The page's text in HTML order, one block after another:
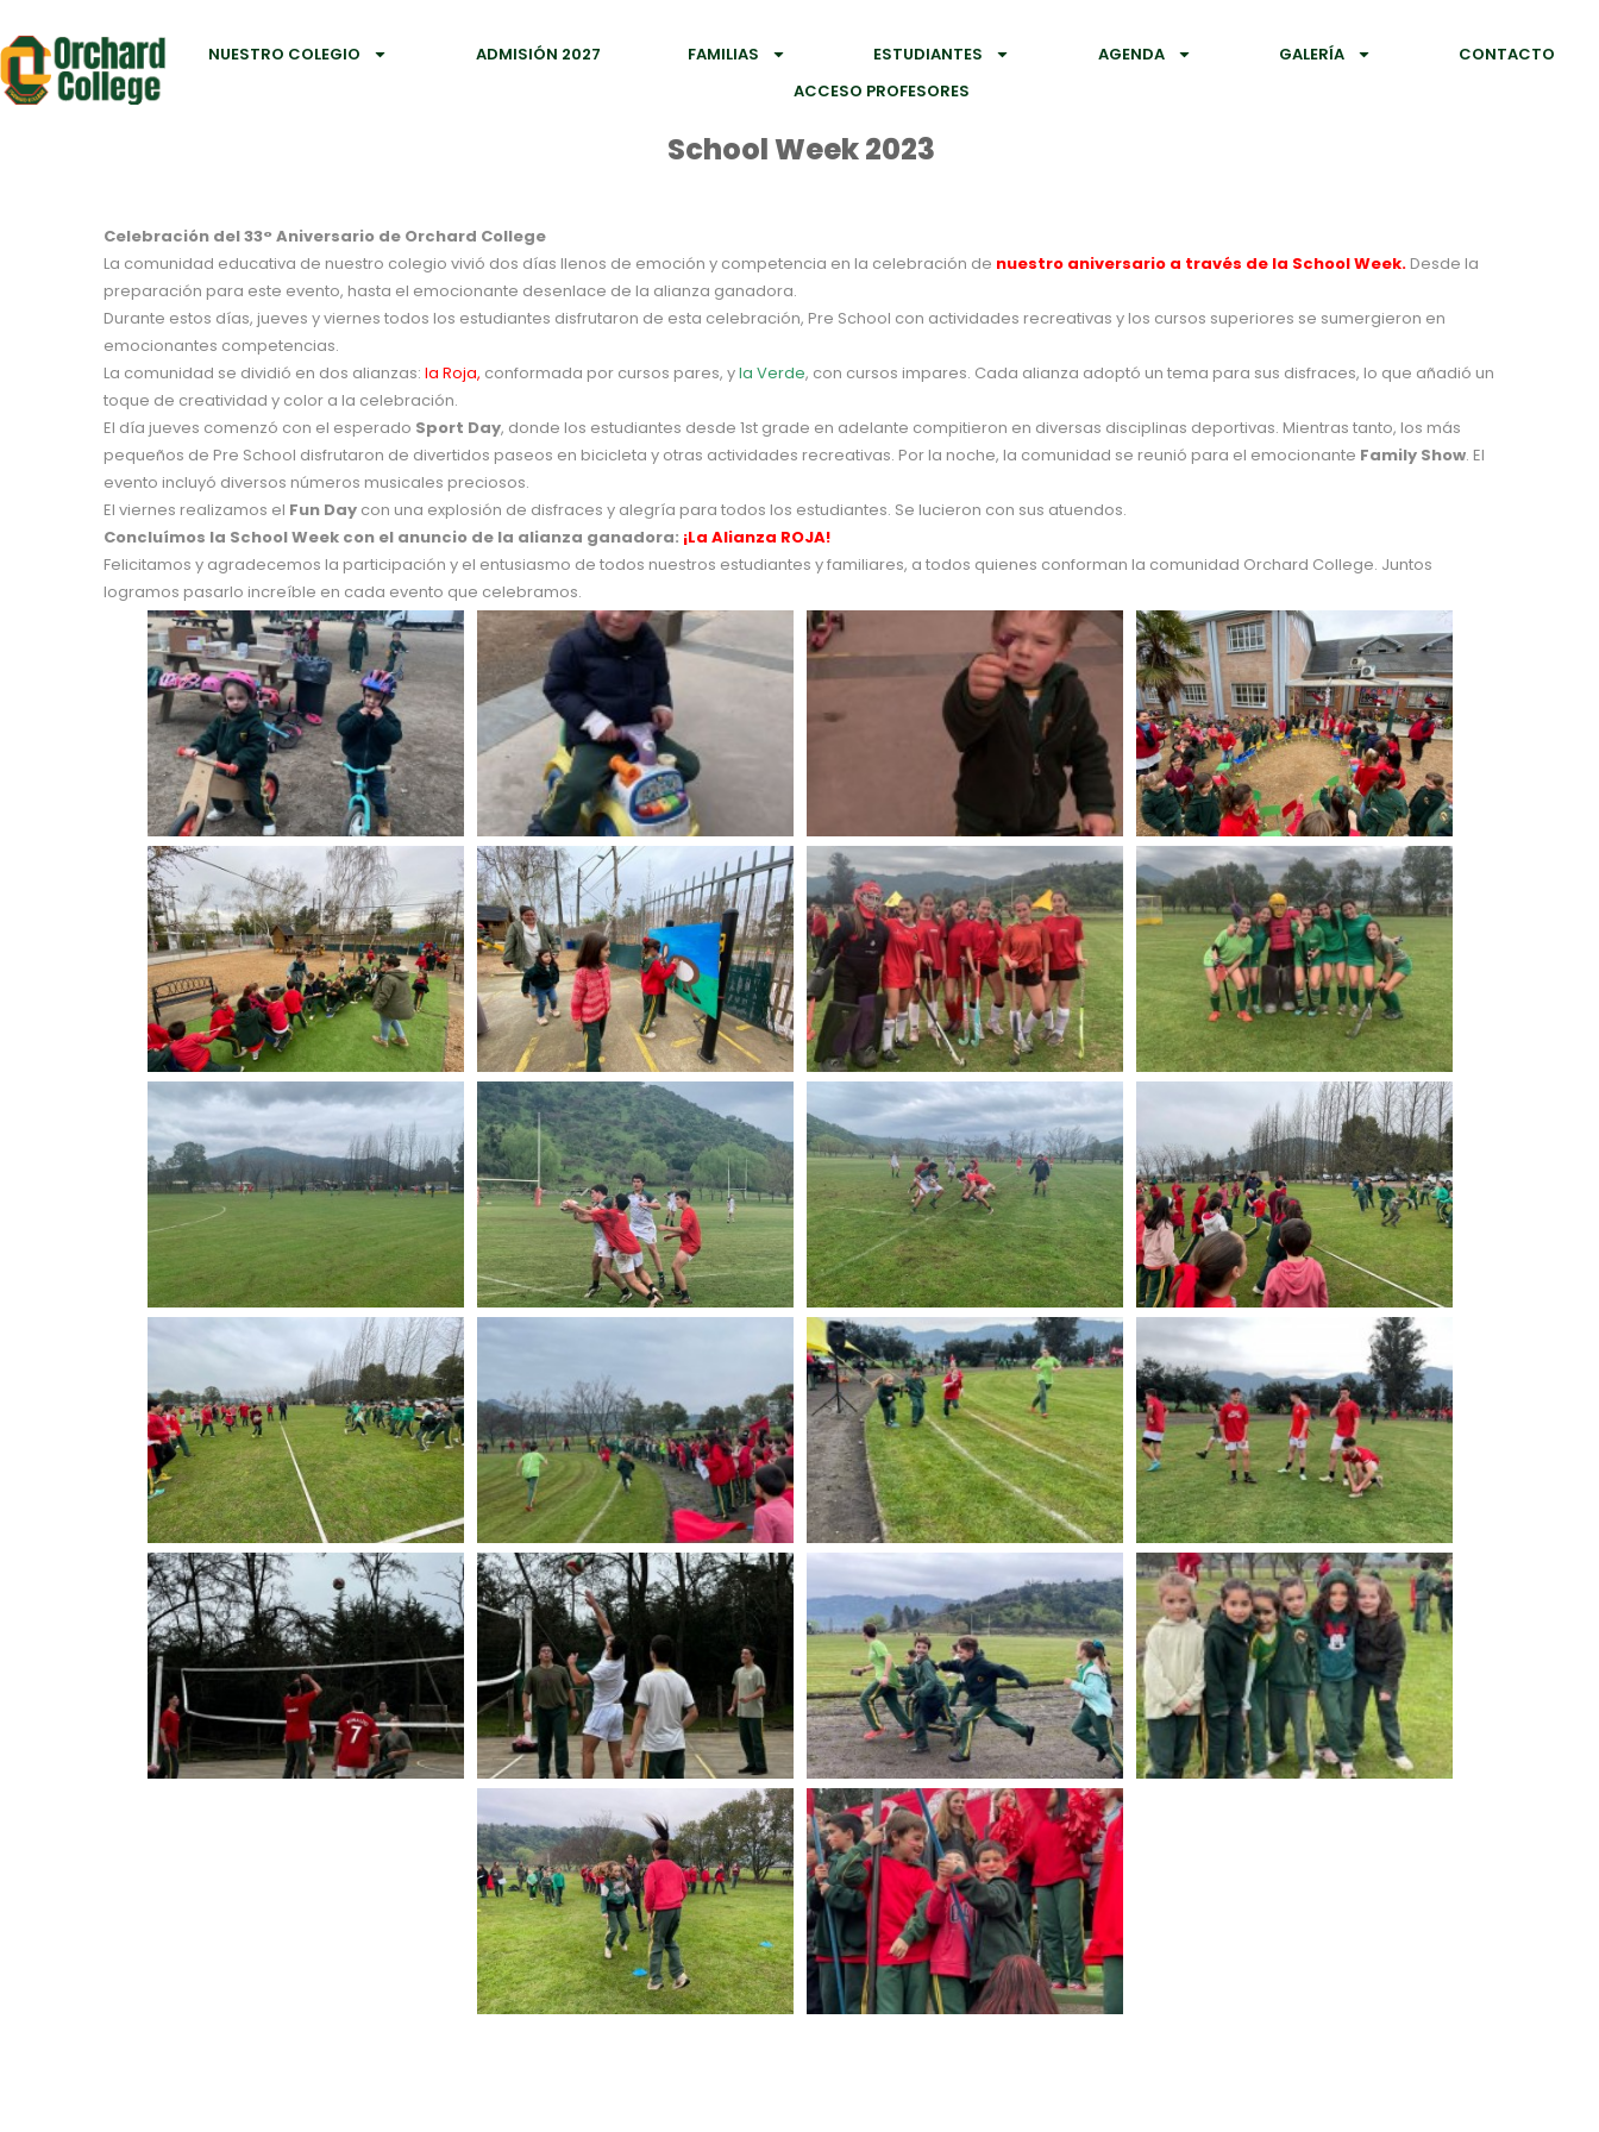
NUESTRO COLEGIO ADMISIÓN 2027 FAMILIAS ESTUDIANTES AGENDA GALERÍA
CONTACTO
ACCESO PROFESORES
School Week 2023
Celebración del 33° Aniversario de Orchard College
La comunidad educativa de nuestro colegio vivió dos días llenos de emoción y competencia en la celebración de nuestro aniversario a través de la School Week. Desde la
preparación para este evento, hasta el emocionante desenlace de la alianza ganadora.
Durante estos días, jueves y viernes todos los estudiantes disfrutaron de esta celebración, Pre School con actividades recreativas y los cursos superiores se sumergieron en
emocionantes competencias.
La comunidad se dividió en dos alianzas: la Roja, conformada por cursos pares, yla Verde, con cursos impares. Cada alianza adoptó un tema para sus disfraces, lo que añadió un
toque de creatividad y color a la celebración.
El día jueves comenzó con el esperado Sport Day, donde los estudiantes desde 1st grade en adelante compitieron en diversas disciplinas deportivas. Mientras tanto, los más
pequeños de Pre School disfrutaron de divertidos paseos en bicicleta y otras actividades recreativas. Por la noche, la comunidad se reunió para el emocionante Family Show. El
evento incluyó diversos números musicales preciosos.
El viernes realizamos el Fun Day con una explosión de disfraces y alegría para todos los estudiantes. Se lucieron con sus atuendos.
Concluímos la School Week con el anuncio de la alianza ganadora: ¡La Alianza ROJA!
Felicitamos y agradecemos la participación y el entusiasmo de todos nuestros estudiantes y familiares, a todos quienes conforman la comunidad Orchard College. Juntos
logramos pasarlo increíble en cada evento que celebramos.